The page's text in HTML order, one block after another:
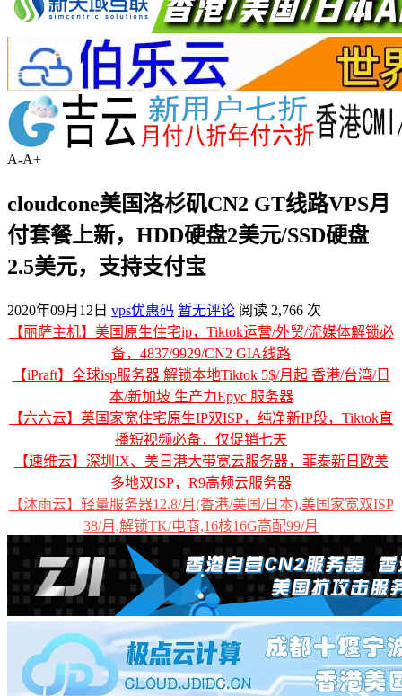
A-A+
cloudcone美国洛杉矶CN2 GT线路VPS月
付套餐上新，HDD硬盘2美元/SSD硬盘
2.5美元，支持支付宝
2020年09月12日 vps优惠码 暂无评论 阅读 2,766 次
【丽萨主机】美国原生住宅ip，Tiktok运营/外贸/流媒体解锁必
备，4837/9929/CN2 GIA线路
【iPraft】全球isp服务器 解锁本地Tiktok 5$/月起 香港/台湾/日
本/新加坡 生产力Epyc 服务器
【六六云】英国家宽住宅原生IP双ISP，纯净新IP段，Tiktok直
播短视频必备，仅促销七天
【速维云】深圳IX、美日港大带宽云服务器，菲泰新日欧美
多地双ISP，R9高频云服务器
【沐雨云】轻量服务器12.8/月(香港/美国/日本),美国家宽双ISP
38/月,解锁TK/电商,16核16G高配99/月